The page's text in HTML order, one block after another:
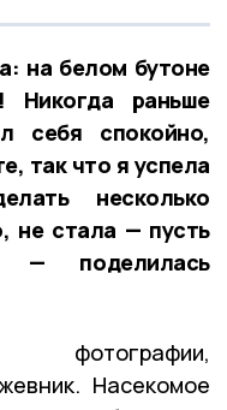
на белом бутоне
Никогда раньше
себя спокойно,
так что я успела
несколько
не стала — пусть
— поделилась
фотографии,
Насекомое